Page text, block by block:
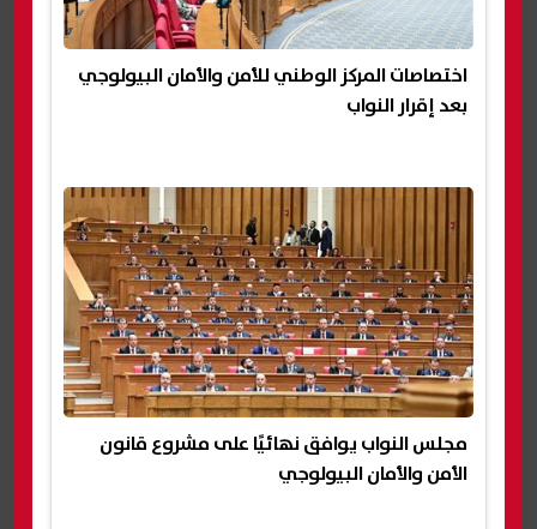
اختصاصات المركز الوطني للأمن والأمان البيولوجي
بعد إقرار النواب
مجلس النواب يوافق نهائيًا على مشروع قانون
الأمن والأمان البيولوجي